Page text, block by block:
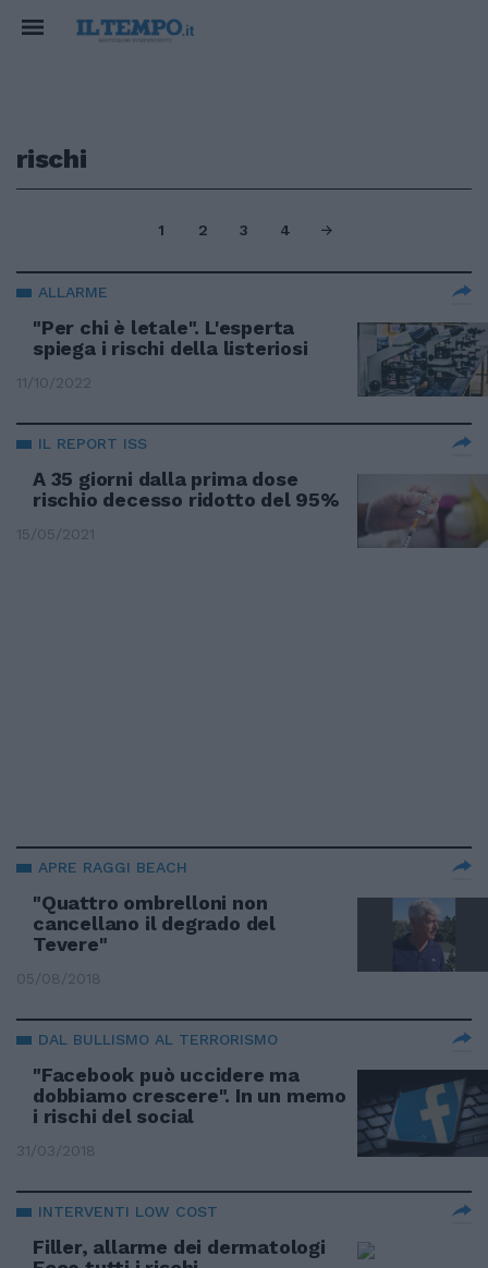
rischi
1 2 3 4
ALLARME
"Per chi è letale". L'esperta
spiega i rischi della listeriosi
11/10/2022
IL REPORT ISS
A 35 giorni dalla prima dose
rischio decesso ridotto del 95%
15/05/2021
APRE RAGGI BEACH
"Quattro ombrelloni non
cancellano il degrado del
Tevere"
05/08/2018
DAL BULLISMO AL TERRORISMO
"Facebook può uccidere ma
dobbiamo crescere". In un memo
i rischi del social
31/03/2018
INTERVENTI LOW COST
Filler, allarme dei dermatologi